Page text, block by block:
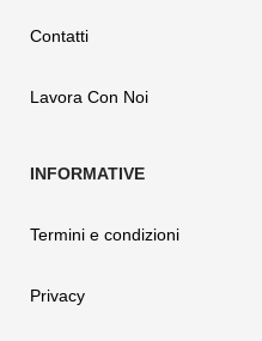
Contatti
Lavora Con Noi
Termini e condizioni
Privacy